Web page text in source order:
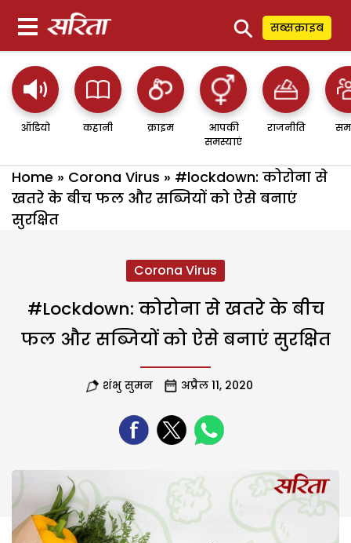
⚲ सब्सक्राइब
ऑडियो कहानी क्राइम
आपकी
समस्याएं
राजनीति
Home » Corona Virus » #lockdown: कोरोना से
खतरे के बीच फल और सब्जियों को ऐसे बनाएं
सुरक्षित
Corona Virus
#lockdown: कोरोना से खतरे के बीच
फल और सब्जियों को ऐसे बनाएं सुरक्षित
शंभु सुमन अप्रैल 11, 2020